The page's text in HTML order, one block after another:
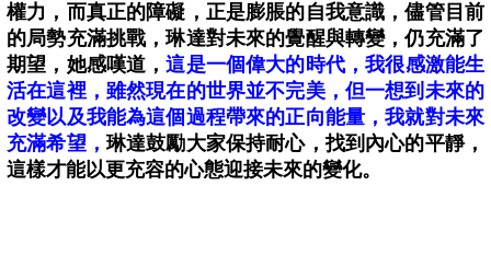
權力，而真正的障礙，正是膨脹的自我意識，儘管目前
的局勢充滿挑戰，琳達對未來的覺醒與轉變，仍充滿了
期望，她感嘆道，這是一個偉大的時代，我很感激能生
活在這裡，雖然現在的世界並不完美，但一想到未來的
改變以及我能為這個過程帶來的正向能量，我就對未來
充滿希望， 琳達鼓勵大家保持耐心，找到內心的平靜，
這樣才能以更充容的心態迎接未來的變化。